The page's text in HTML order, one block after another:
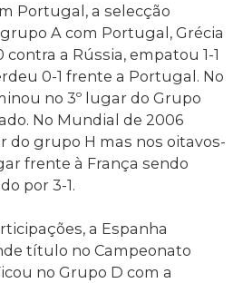
Portugal, a selecção
A com Portugal, Grécia
contra a Rússia, empatou 1-1
0-1 frente a Portugal. No
no 3º lugar do Grupo
No Mundial de 2006
do grupo H mas nos oitavos-
frente à França sendo
por 3-1.
a Espanha
título no Campeonato
no Grupo D com a